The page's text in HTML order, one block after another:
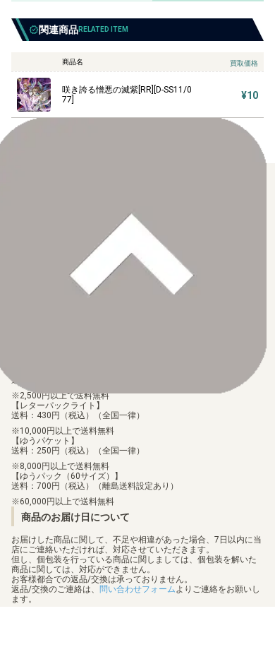
関連商品RELATED ITEM
商品名 買取価格
咲き誇る憎悪の滅紫[RR][D-SS11/0
77]
¥10
各種ブランドのカードをご利用いただけます。
【Paidy（後払い/コンビニ払い）】
お支払後の在庫確保となりますため、お早めにお支払をお願いし
なお、お支払口座は、注文確認メールに記載しております。
振込手数料はお客様負担となります。
送料：100円（税込）（全国一律）
2,500円以上で送料無料
【レターパックライト】
送料：430円（税込）（全国一律）
10,000円以上で送料無料
【ゆうパケット】
送料：250円（税込）（全国一律）
8,000円以上で送料無料
【ゆうパック（60サイズ）】
送料：700円（税込）（離島送料設定あり）
60,000円以上で送料無料
商品のお届け日について
お届けした商品に関して、不足や相違があった場合、7日以内に当
店にご連絡いただければ、対応させていただきます。
但し、個包装を行っている商品に関しましては、個包装を解いた
商品に関しては、対応ができません。
お客様都合での返品/交換は承っておりません。
返品/交換のご連絡は、 問い合わせフォームよりご連絡をお願いし
ます。